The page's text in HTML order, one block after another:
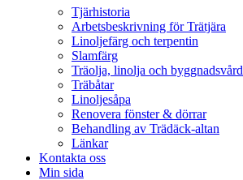
Tjärhistoria
Arbetsbeskrivning för Trätjära
Linoljefärg och terpentin
Slamfärg
Träolja, linolja och byggnadsvård
Träbåtar
Linoljesåpa
Renovera fönster & dörrar
Behandling av Trädäck-altan
Länkar
Kontakta oss
Min sida